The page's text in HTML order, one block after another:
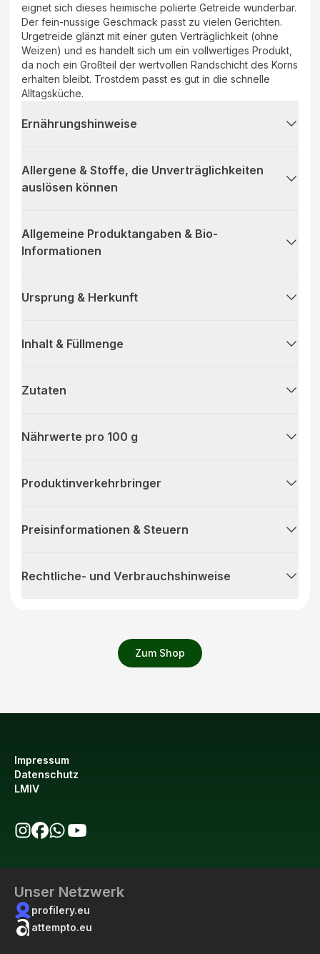
Zum Shop
eignet sich dieses heimische polierte Getreide wunderbar.
Der fein-nussige Geschmack passt zu vielen Gerichten.
Urgetreide glänzt mit einer guten Verträglichkeit (ohne
Weizen) und es handelt sich um ein vollwertiges Produkt,
da noch ein Großteil der wertvollen Randschicht des Korns
erhalten bleibt. Trostdem passt es gut in die schnelle
Alltagsküche.
Ernährungshinweise
Allergene & Stoffe, die Unverträglichkeiten
auslösen können
Allgemeine Produktangaben & Bio-
Informationen
Ursprung & Herkunft
Inhalt & Füllmenge
Zutaten
Nährwerte pro 100 g
Produktinverkehrbringer
Preisinformationen & Steuern
Rechtliche- und Verbrauchshinweise
Impressum
Datenschutz
LMIV
Unser Netzwerk
profilery.eu
attempto.eu